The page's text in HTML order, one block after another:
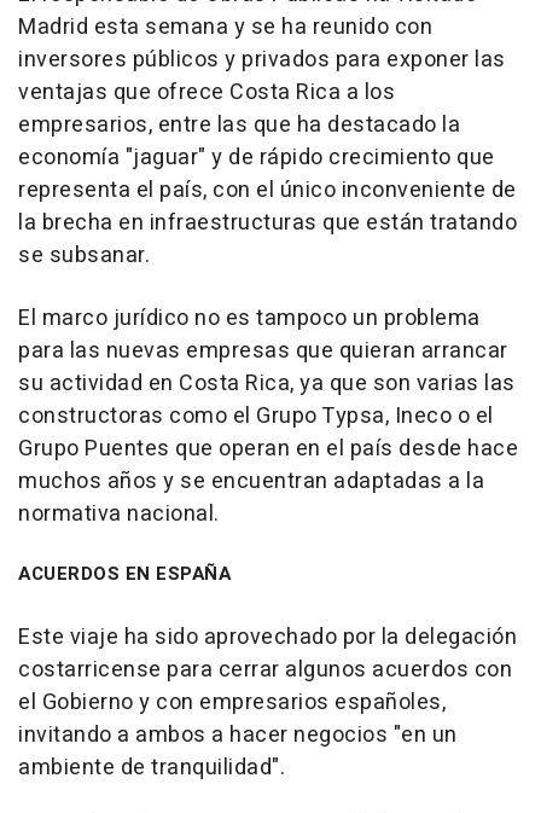
Madrid esta semana y se ha reunido con
inversores públicos y privados para exponer las
ventajas que ofrece Costa Rica a los
empresarios, entre las que ha destacado la
economía "jaguar" y de rápido crecimiento que
representa el país, con el único inconveniente de
la brecha en infraestructuras que están tratando
se subsanar.
El marco jurídico no es tampoco un problema
para las nuevas empresas que quieran arrancar
su actividad en Costa Rica, ya que son varias las
constructoras como el Grupo Typsa, Ineco o el
Grupo Puentes que operan en el país desde hace
muchos años y se encuentran adaptadas a la
normativa nacional.
ACUERDOS EN ESPAÑA
Este viaje ha sido aprovechado por la delegación
costarricense para cerrar algunos acuerdos con
el Gobierno y con empresarios españoles,
invitando a ambos a hacer negocios "en un
ambiente de tranquilidad".